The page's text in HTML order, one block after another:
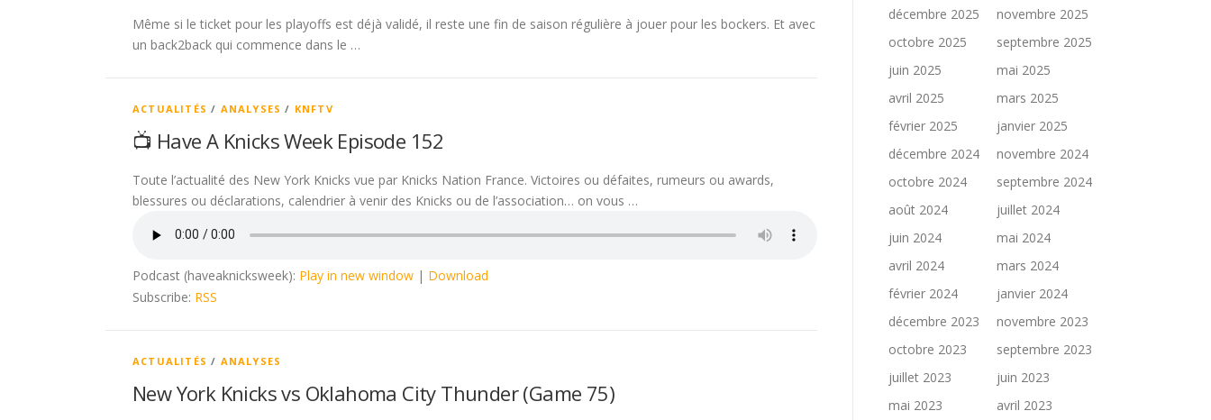
Même si le ticket pour les playoffs est déjà validé, il reste une fin de saison régulière à jouer pour les bockers. Et avec
un back2back qui commence dans le …
ACTUALITÉS / ANALYSES / KNFTV
📺 Have A Knicks Week Episode 152
Toute l’actualité des New York Knicks vue par Knicks Nation France. Victoires ou défaites, rumeurs ou awards,
blessures ou déclarations, calendrier à venir des Knicks ou de l’association… on vous …
Podcast (haveaknicksweek): Play in new window | Download
Subscribe: RSS
ACTUALITÉS / ANALYSES
New York Knicks vs Oklahoma City Thunder (Game 75)
décembre 2025
novembre 2025
octobre 2025
septembre 2025
juin 2025
mai 2025
avril 2025
mars 2025
février 2025
janvier 2025
décembre 2024
novembre 2024
octobre 2024
septembre 2024
août 2024
juillet 2024
juin 2024
mai 2024
avril 2024
mars 2024
février 2024
janvier 2024
décembre 2023
novembre 2023
octobre 2023
septembre 2023
juillet 2023
juin 2023
mai 2023
avril 2023